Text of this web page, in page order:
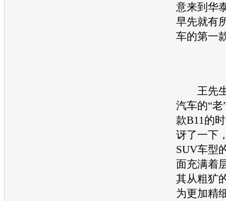
意来到 华
早先就有
车的第一
王先生
汽车的“
款B11的
讶了一下
SUV车型
面充满着
其从粗犷
为更加精